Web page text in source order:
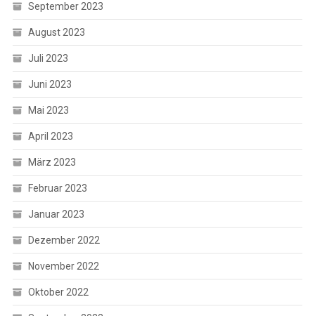
September 2023
August 2023
Juli 2023
Juni 2023
Mai 2023
April 2023
März 2023
Februar 2023
Januar 2023
Dezember 2022
November 2022
Oktober 2022